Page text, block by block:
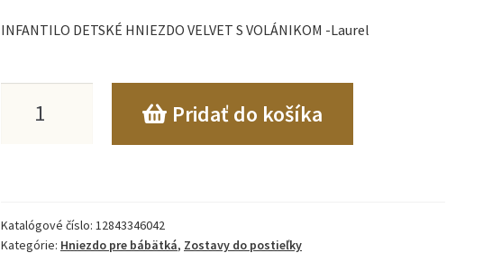
INFANTILO DETSKÉ HNIEZDO VELVET S VOLÁNIKOM -Laurel
množstvo
VELVET
Pridať do košíka
Katalógové číslo: 12843346042
Kategórie: Hniezdo pre bábätká, Zostavy do postieľky